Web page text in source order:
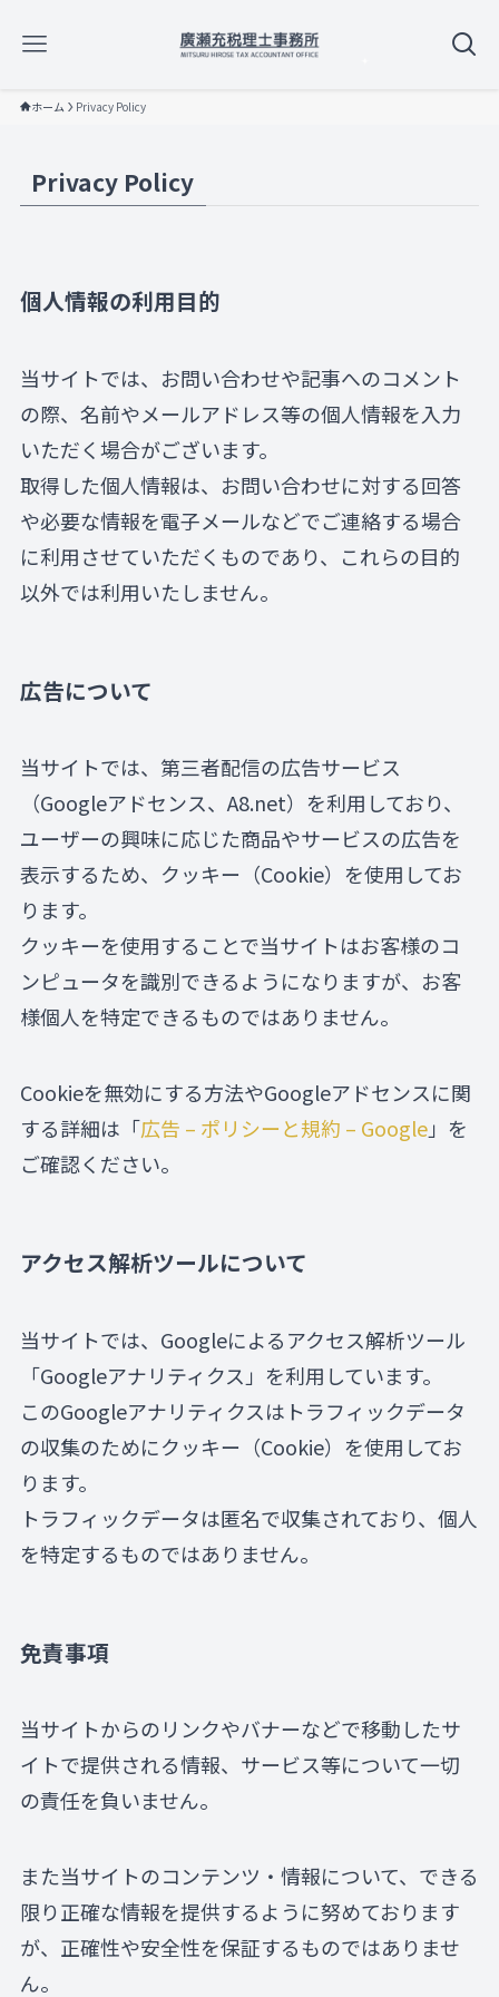
ホーム Privacy Policy
Privacy Policy
個人情報の利用目的
当サイトでは、お問い合わせや記事へのコメント
の際、名前やメールアドレス等の個人情報を入力
いただく場合がございます。
取得した個人情報は、お問い合わせに対する回答
や必要な情報を電子メールなどでご連絡する場合
に利用させていただくものであり、これらの目的
以外では利用いたしません。
広告について
当サイトでは、第三者配信の広告サービス
（Googleアドセンス、A8.net）を利用しており、
ユーザーの興味に応じた商品やサービスの広告を
表示するため、クッキー（Cookie）を使用してお
ります。
クッキーを使用することで当サイトはお客様のコ
ンピュータを識別できるようになりますが、お客
様個人を特定できるものではありません。
Cookieを無効にする方法やGoogleアドセンスに関
する詳細は「広告 – ポリシーと規約 – Google」を
ご確認ください。
アクセス解析ツールについて
当サイトでは、Googleによるアクセス解析ツール
「Googleアナリティクス」を利用しています。
このGoogleアナリティクスはトラフィックデータ
の収集のためにクッキー（Cookie）を使用してお
ります。
トラフィックデータは匿名で収集されており、個人
を特定するものではありません。
免責事項
当サイトからのリンクやバナーなどで移動したサ
イトで提供される情報、サービス等について一切
の責任を負いません。
また当サイトのコンテンツ・情報について、できる
限り正確な情報を提供するように努めております
が、正確性や安全性を保証するものではありませ
ん。